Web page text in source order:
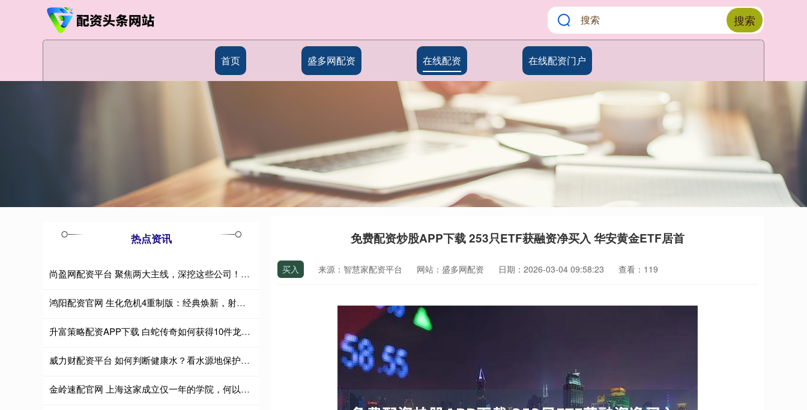
搜索
首页 盛多网配资 在线配资 在线配资门户
免费配资炒股APP下载 253只ETF获融资净买入 华安黄金ETF居首
买入 来源：智慧家配资平台 网站：盛多网配资 日期：2026-03-04 09:58:23 查看：119
热点资讯
尚盈网配资平台 聚焦两大主线，深挖这些公司！基金调研路线图曝光
鸿阳配资官网 生化危机4重制版：经典焕新，射击解谜爽感拉满
升富策略配资APP下载 白蛇传奇如何获得10件龙神 西游传奇龙神套后面还有套装吗
威力财配资平台 如何判断健康水？看水源地保护和天然矿物含量
金岭速配官网 上海这家成立仅一年的学院，何以勇为AI尖兵